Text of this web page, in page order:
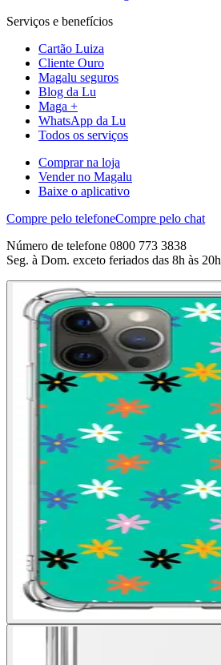
Serviços e benefícios
Cartão Luiza
Cliente Ouro
Magalu seguros
Blog da Lu
Maga +
WhatsApp da Lu
Todos os serviços
Comprar na loja
Vender no Magalu
Baixe o aplicativo
Compre pelo telefoneCompre pelo chat
Número de telefone 0800 773 3838
Seg. à Dom. exceto feriados das 8h às 20h